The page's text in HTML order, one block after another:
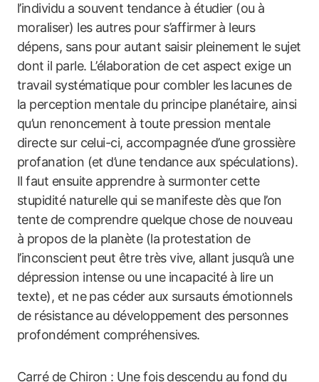
l’individu a souvent tendance à étudier (ou à
moraliser) les autres pour s’affirmer à leurs
dépens, sans pour autant saisir pleinement le sujet
dont il parle. L’élaboration de cet aspect exige un
travail systématique pour combler les lacunes de
la perception mentale du principe planétaire, ainsi
qu’un renoncement à toute pression mentale
directe sur celui-ci, accompagnée d’une grossière
profanation (et d’une tendance aux spéculations).
Il faut ensuite apprendre à surmonter cette
stupidité naturelle qui se manifeste dès que l’on
tente de comprendre quelque chose de nouveau
à propos de la planète (la protestation de
l’inconscient peut être très vive, allant jusqu’à une
dépression intense ou une incapacité à lire un
texte), et ne pas céder aux sursauts émotionnels
de résistance au développement des personnes
profondément compréhensives.
Carré de Chiron : Une fois descendu au fond du